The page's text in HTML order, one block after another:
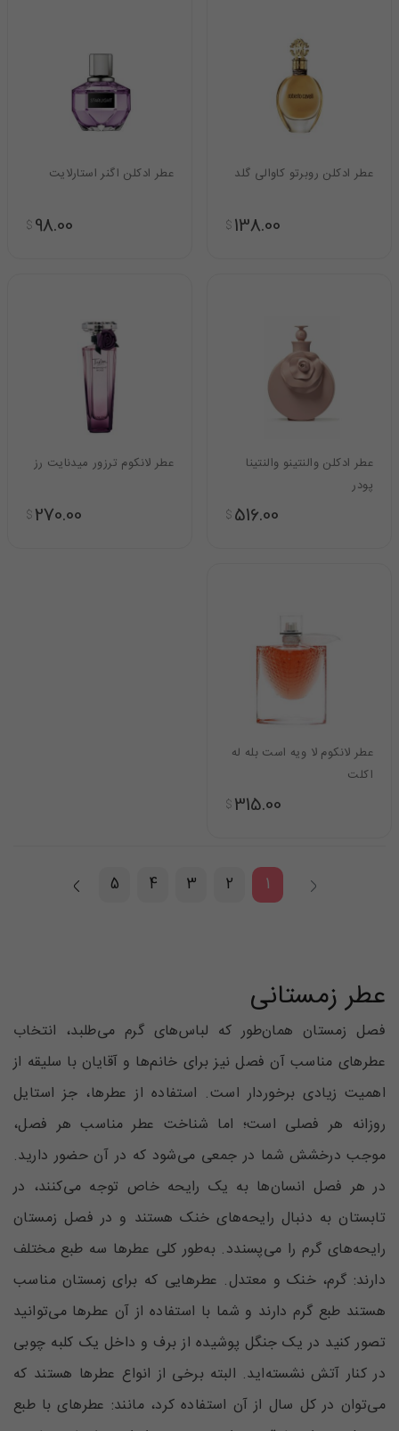
عطر ادکلن روبرتو کاوالی گلد
$ 138.00
عطر ادکلن اگنر استارلایت
$ 98.00
عطر ادکلن والنتینو والنتینا
پودر
$ 516.00
عطر لانکوم ترزور میدنایت رز
$ 270.00
عطر لانکوم لا ویه است بله له
اکلت
$ 315.00
1
2
3
4
5
عطر زمستانی
فصل زمستان همان‌طور که لباس‌های گرم می‌طلبد، انتخاب
عطرهای مناسب آن فصل نیز برای خانم‌ها و آقایان با سلیقه از
اهمیت زیادی برخوردار است. استفاده از عطرها، جز استایل
روزانه هر فصلی است؛ اما شناخت عطر مناسب هر فصل،
موجب درخشش شما در جمعی می‌شود که در آن حضور دارید.
در هر فصل انسان‌ها به یک رایحه خاص توجه می‌کنند، در
تابستان به دنبال رایحه‌های خنک هستند و در فصل زمستان
رایحه‌های گرم را می‌پسندد. به‌طور کلی عطرها سه طبع مختلف
دارند: گرم، خنک و معتدل. عطرهایی که برای زمستان مناسب
هستند طبع گرم دارند و شما با استفاده از آن عطرها می‌توانید
تصور کنید در یک جنگل پوشیده از برف و داخل یک کلبه چوبی
در کنار آتش نشسته‌اید. البته برخی از انواع عطر‌ها هستند که
می‌توان در کل سال از آن استفاده کرد، مانند: عطرهای با طبع